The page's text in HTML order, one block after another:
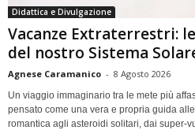
Didattica e Divulgazione
Vacanze Extraterrestri:
del nostro Sistema
Agnese Caramanico - 8 Agosto 2026
Un viaggio immaginario tra le mete più
pensato come una vera e propria guida
romantica agli asteroidi solitari, dai super-